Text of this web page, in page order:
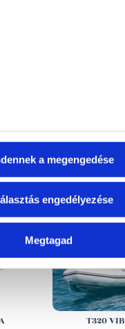
a megengedése
engedélyezése
Megtagad
IS ÉRDEKELHET
T320 VIB